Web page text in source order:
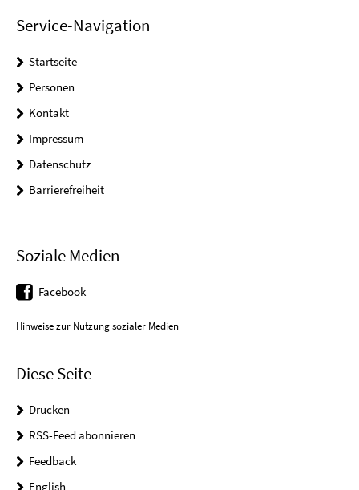
Service-Navigation
Startseite
Personen
Kontakt
Impressum
Datenschutz
Barrierefreiheit
Soziale Medien
Facebook
Hinweise zur Nutzung sozialer Medien
Diese Seite
Drucken
RSS-Feed abonnieren
Feedback
English